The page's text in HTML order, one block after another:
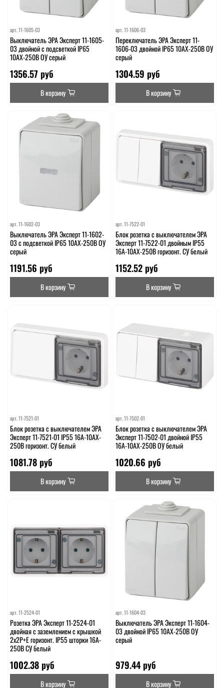
арт.11-1605-03
Выключатель ЭРА Эксперт 11-1605-
03 двойной с подсветкой IP65
10АХ-250В ОУ серый
1356.57 руб
В корзину
арт. 11-1606-03
Переключатель ЭРА Эксперт 11-
1606-03 двойной IP65 10АХ-250В ОУ
серый
1304.59 руб
В корзину
арт.11-1602-03
Выключатель ЭРА Эксперт 11-1602-
03 с подсветкой IP65 10АХ-250В ОУ
серый
1191.56 руб
В корзину
арт. 11-7522-01
Блок розетка с выключателем ЭРА
Эксперт 11-7522-01 двойным IP55
16A-10AX-250В горизонт. СУ белый
1152.52 руб
В корзину
арт.11-7521-01
Блок розетка с выключателем ЭРА
Эксперт 11-7521-01 IP55 16A-10AX-
250В горизонт. СУ белый
1081.78 руб
В корзину
арт. 11-7502-01
Блок розетка с выключателем ЭРА
Эксперт 11-7502-01 двойной IP55
16A-10AX-250В ОУ белый
1020.66 руб
В корзину
арт.11-2524-01
Розетка ЭРА Эксперт 11-2524-01
двойная с заземлением с крышкой
2х2P+E горизонт. IP55 шторки 16A-
250В СУ белый
1002.38 руб
В корзину
арт.11-1604-03
Выключатель ЭРА Эксперт 11-1604-
03 двойной IP65 10АХ-250В ОУ
серый
979.44 руб
В корзину